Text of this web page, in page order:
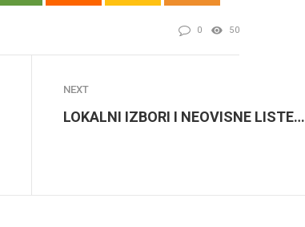
0 50
NEXT
LOKALNI IZBORI I NEOVISNE LISTE…